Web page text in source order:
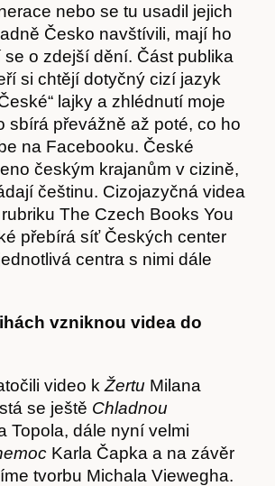
Kontakt
Předplatné
nebo se tu usadil jejich
Česko navštívili, mají ho
se o zdejší dění. Část publika
si chtějí dotyčný cizí jazyk
lajky a zhlédnutí moje
sbírá převážně až poté, co ho
na Facebooku. České
českým krajanům v cizině,
češtinu. Cizojazyčná videa
The Czech Books You
přebírá síť Českých center
centra s nimi dále
vzniknou videa do
video k Žertu Milana
se ještě Chladnou
Topola, dále nyní velmi
Karla Čapka a na závěr
tvorbu Michala Viewegha.